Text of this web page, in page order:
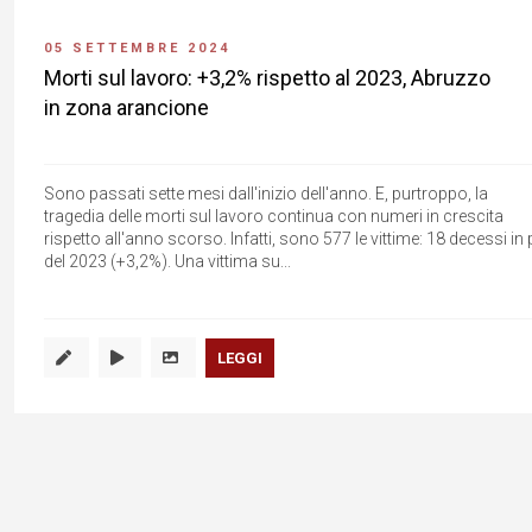
05 SETTEMBRE 2024
Morti sul lavoro: +3,2% rispetto al 2023, Abruzzo
in zona arancione
Sono passati sette mesi dall'inizio dell'anno. E, purtroppo, la
tragedia delle morti sul lavoro continua con numeri in crescita
rispetto all'anno scorso. Infatti, sono 577 le vittime: 18 decessi in
del 2023 (+3,2%). Una vittima su...
LEGGI